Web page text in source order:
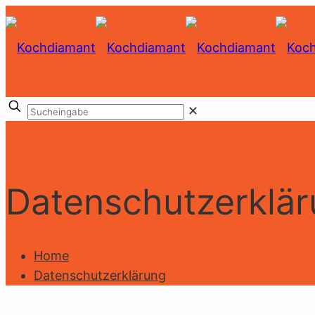
✕
Home
Datenschutzerklärung